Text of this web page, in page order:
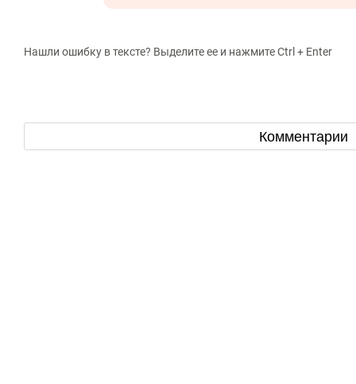
Нашли ошибку в тексте? Выделите ее и нажмите Ctrl + Enter
Комментарии